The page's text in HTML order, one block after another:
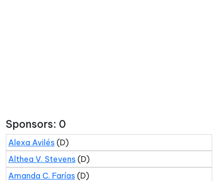
Sponsors: 0
Alexa Avilés (D)
Althea V. Stevens (D)
Amanda C. Farías (D)